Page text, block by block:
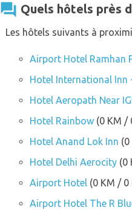
question_answer Quels hôtels près
Les hôtels suivants à
Airport Hotel Ramhan
Hotel International Inn
Hotel Aeropath Near
Hotel Rainbow (0 KM /
Hotel Anand Lok Inn (0
Hotel Delhi Aerocity (0
Airport Hotel (0 KM / 0
Airport Hotel The R